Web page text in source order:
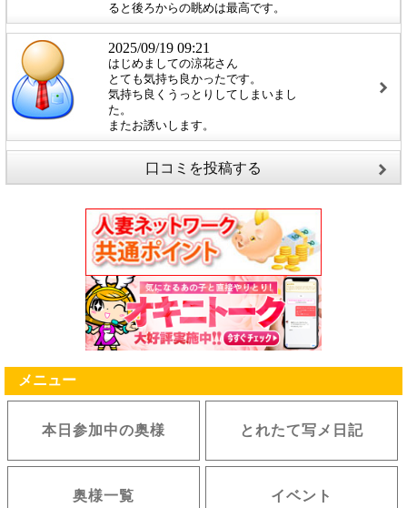
ると後ろからの眺めは最高です。
2025/09/19 09:21
はじめましての涼花さん
とても気持ち良かったです。
気持ち良くうっとりしてしまいまし
た。
またお誘いします。
口コミを投稿する
メニュー
本日参加中の奥様 とれたて写メ日記
奥様一覧 イベント